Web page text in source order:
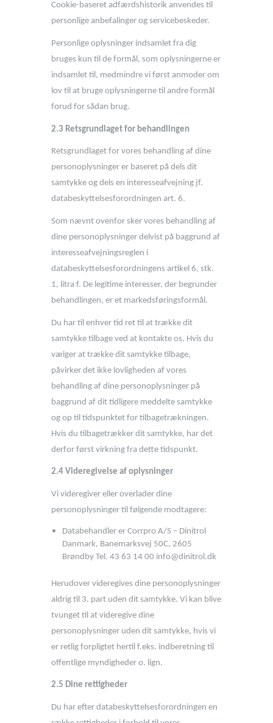
Cookie-baseret adfærdshistorik anvendes til
personlige anbefalinger og servicebeskeder.
Personlige oplysninger indsamlet fra dig
bruges kun til de formål, som oplysningerne er
indsamlet til, medmindre vi først anmoder om
lov til at bruge oplysningerne til andre formål
forud for sådan brug.
2.3 Retsgrundlaget for behandlingen
Retsgrundlaget for vores behandling af dine
personoplysninger er baseret på dels dit
samtykke og dels en interesseafvejning jf.
databeskyttelsesforordningen art. 6.
Som nævnt ovenfor sker vores behandling af
dine personoplysninger delvist på baggrund af
interesseafvejningsreglen i
databeskyttelsesforordningens artikel 6, stk.
1, litra f. De legitime interesser, der begrunder
behandlingen, er et markedsføringsformål.
Du har til enhver tid ret til at trække dit
samtykke tilbage ved at kontakte os. Hvis du
vælger at trække dit samtykke tilbage,
påvirker det ikke lovligheden af vores
behandling af dine personoplysninger på
baggrund af dit tidligere meddelte samtykke
og op til tidspunktet for tilbagetrækningen.
Hvis du tilbagetrækker dit samtykke, har det
derfor først virkning fra dette tidspunkt.
2.4 Videregivelse af oplysninger
Vi videregiver eller overlader dine
personoplysninger til følgende modtagere:
Databehandler er Corrpro A/S – Dinitrol
Danmark, Banemarksvej 50C, 2605
Brøndby Tel. 43 63 14 00 info@dinitrol.dk
Herudover videregives dine personoplysninger
aldrig til 3. part uden dit samtykke. Vi kan blive
tvunget til at videregive dine
personoplysninger uden dit samtykke, hvis vi
er retlig forpligtet hertil f.eks. indberetning til
offentlige myndigheder o. lign.
2.5 Dine rettigheder
Du har efter databeskyttelsesforordningen en